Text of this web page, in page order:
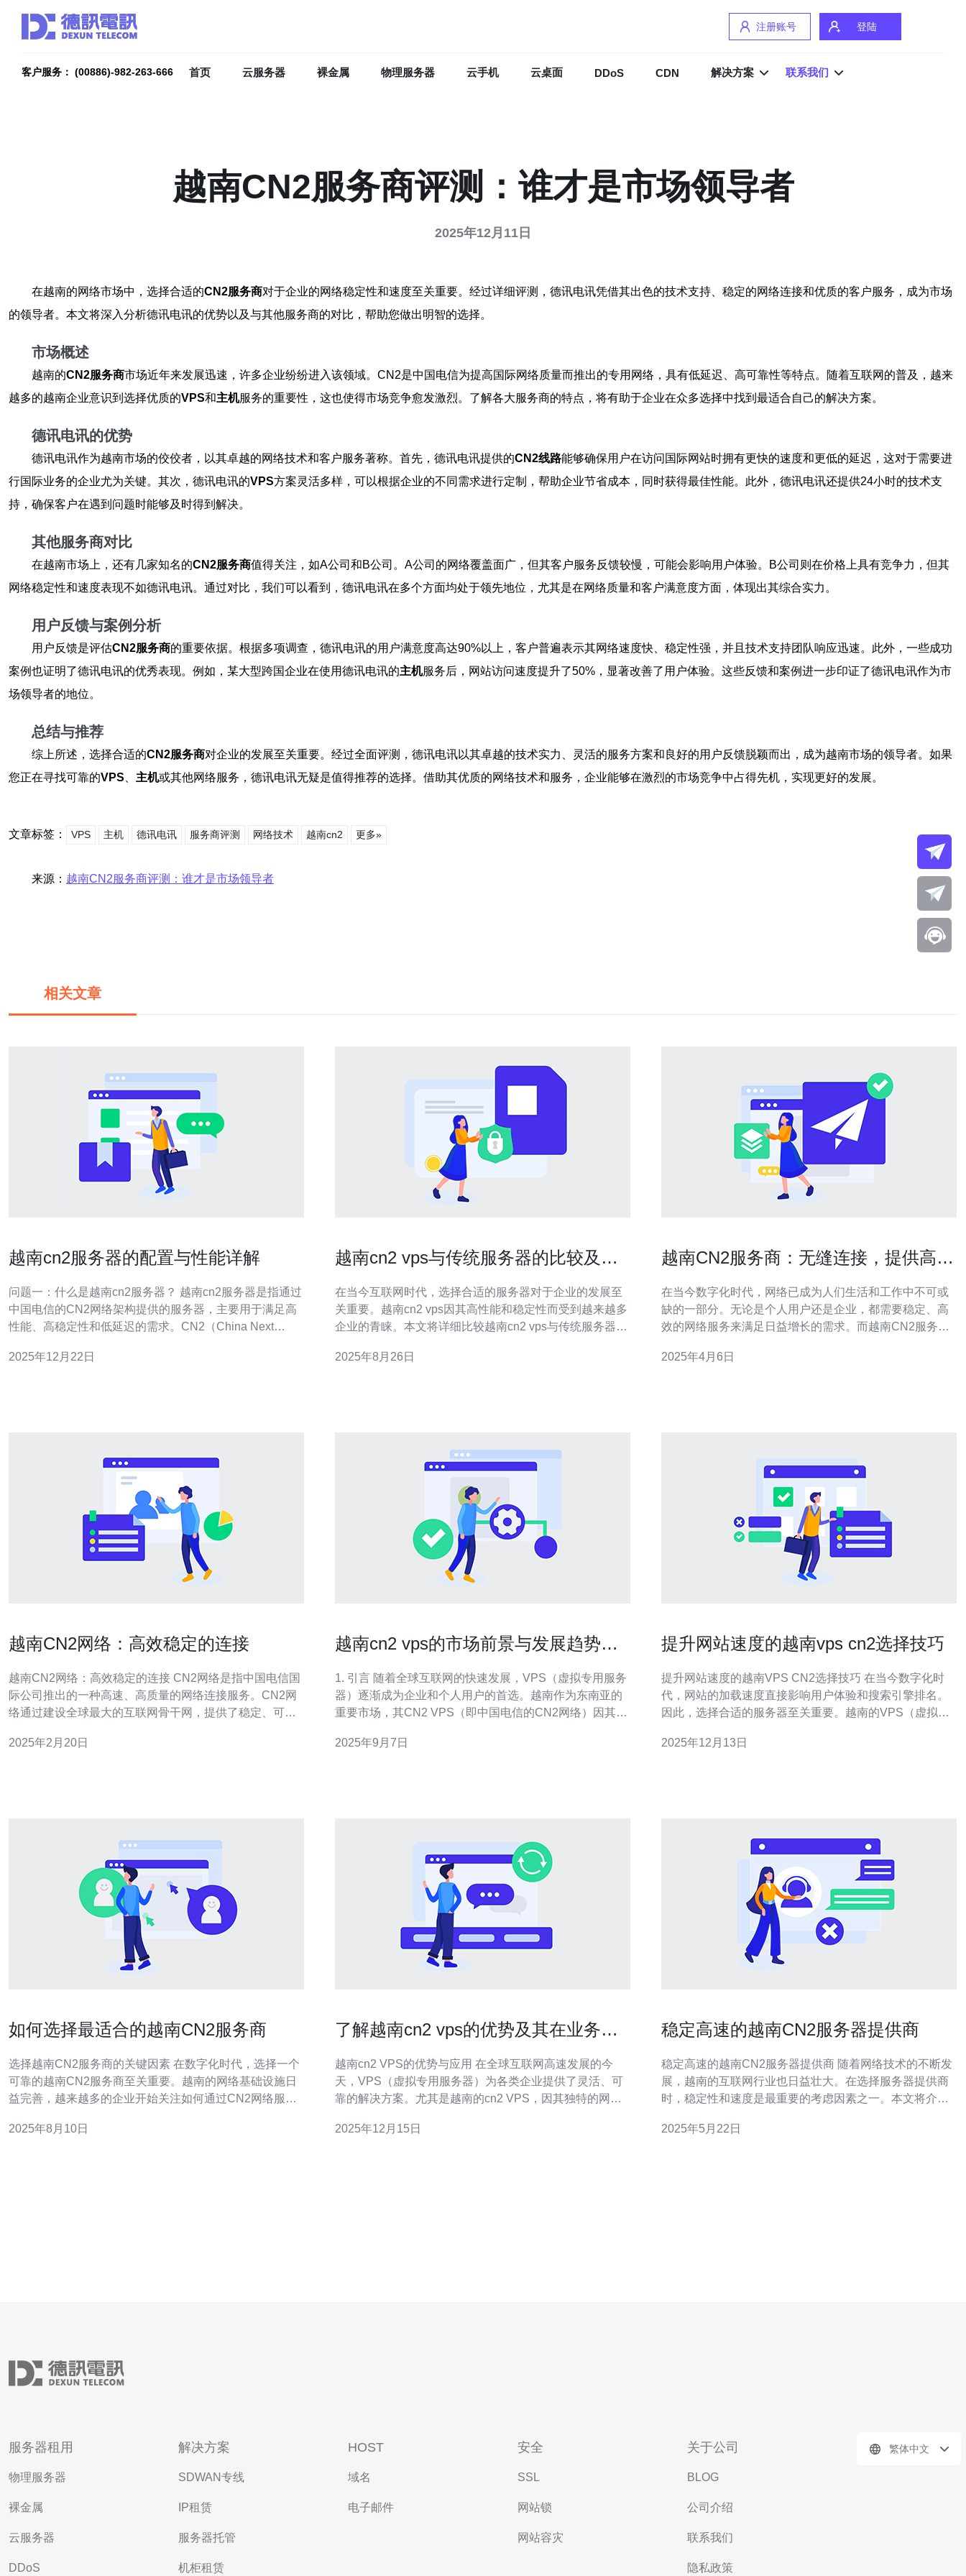
注册账号 登陆
客户服务： (00886)-982-263-666 首页 云服务器 裸金属 物理服务器 云手机 云桌面 DDoS CDN 解决方案 联系我们
越南CN2服务商评测：谁才是市场领导者
2025年12月11日
在越南的网络市场中，选择合适的CN2服务商对于企业的网络稳定性和速度至关重要。经过详细评测，德讯电讯凭借其出色的技术支持、稳定的网络连接和优质的客户服务，成为市场
的领导者。本文将深入分析德讯电讯的优势以及与其他服务商的对比，帮助您做出明智的选择。
市场概述
越南的CN2服务商市场近年来发展迅速，许多企业纷纷进入该领域。CN2是中国电信为提高国际网络质量而推出的专用网络，具有低延迟、高可靠性等特点。随着互联网的普及，越来
越多的越南企业意识到选择优质的VPS和主机服务的重要性，这也使得市场竞争愈发激烈。了解各大服务商的特点，将有助于企业在众多选择中找到最适合自己的解决方案。
德讯电讯的优势
德讯电讯作为越南市场的佼佼者，以其卓越的网络技术和客户服务著称。首先，德讯电讯提供的CN2线路能够确保用户在访问国际网站时拥有更快的速度和更低的延迟，这对于需要进
行国际业务的企业尤为关键。其次，德讯电讯的VPS方案灵活多样，可以根据企业的不同需求进行定制，帮助企业节省成本，同时获得最佳性能。此外，德讯电讯还提供24小时的技术支
持，确保客户在遇到问题时能够及时得到解决。
其他服务商对比
在越南市场上，还有几家知名的CN2服务商值得关注，如A公司和B公司。A公司的网络覆盖面广，但其客户服务反馈较慢，可能会影响用户体验。B公司则在价格上具有竞争力，但其
网络稳定性和速度表现不如德讯电讯。通过对比，我们可以看到，德讯电讯在多个方面均处于领先地位，尤其是在网络质量和客户满意度方面，体现出其综合实力。
用户反馈与案例分析
用户反馈是评估CN2服务商的重要依据。根据多项调查，德讯电讯的用户满意度高达90%以上，客户普遍表示其网络速度快、稳定性强，并且技术支持团队响应迅速。此外，一些成功
案例也证明了德讯电讯的优秀表现。例如，某大型跨国企业在使用德讯电讯的主机服务后，网站访问速度提升了50%，显著改善了用户体验。这些反馈和案例进一步印证了德讯电讯作为市
场领导者的地位。
总结与推荐
综上所述，选择合适的CN2服务商对企业的发展至关重要。经过全面评测，德讯电讯以其卓越的技术实力、灵活的服务方案和良好的用户反馈脱颖而出，成为越南市场的领导者。如果
您正在寻找可靠的VPS 主机或其他网络服务，德讯电讯无疑是值得推荐的选择。借助其优质的网络技术和服务，企业能够在激烈的市场竞争中占得先机，实现更好的发展。
文章标签： VPS 主机 德讯电讯 服务商评测 网络技术 越南cn2 更多»
来源： 越南CN2服务商评测：谁才是市场领导者
相关文章
越南cn2服务器的配置与性能详解
问题一：什么是越南cn2服务器？ 越南cn2服务器是指通过
中国电信的CN2网络架构提供的服务器，主要用于满足高
性能、高稳定性和低延迟的需求。CN2（China Next
络，专为数据传输、云计算和大数据等应用场景优化。越
2025年12月22日
越南cn2 vps与传统服务器的比较及推
在当今互联网时代，选择合适的服务器对于企业的发展至
关重要。越南cn2 vps因其高性能和稳定性而受到越来越多
企业的青睐。本文将详细比较越南cn2 vps与传统服务器的
通过这篇文章，你将了解到如何评估不同类型的服务器，
2025年8月26日
越南CN2服务商：无缝连接，提供高效
在当今数字化时代，网络已成为人们生活和工作中不可或
缺的一部分。无论是个人用户还是企业，都需要稳定、高
效的网络服务来满足日益增长的需求。而越南CN2服务商
在越南地区提供CN2网络服务的供应商。CN2是中国电信
2025年4月6日
越南CN2网络：高效稳定的连接
越南CN2网络：高效稳定的连接 CN2网络是指中国电信国
际公司推出的一种高速、高质量的网络连接服务。CN2网
络通过建设全球最大的互联网骨干网，提供了稳定、可靠
访问。 越南CN2网络在越南地区的应用越来越广泛，其优
2025年2月20日
越南cn2 vps的市场前景与发展趋势分
1. 引言 随着全球互联网的快速发展，VPS（虚拟专用服务
器）逐渐成为企业和个人用户的首选。越南作为东南亚的
重要市场，其CN2 VPS（即中国电信的CN2网络）因其稳
的市场前景与发展趋势。 2. 越南CN2 VPS的技术优势 越
2025年9月7日
提升网站速度的越南vps cn2选择技巧
提升网站速度的越南VPS CN2选择技巧 在当今数字化时
代，网站的加载速度直接影响用户体验和搜索引擎排名。
因此，选择合适的服务器至关重要。越南的VPS（虚拟专
务。本文将为您提供三条关键的选择技巧，帮助您提升网
2025年12月13日
如何选择最适合的越南CN2服务商
选择越南CN2服务商的关键因素 在数字化时代，选择一个
可靠的越南CN2服务商至关重要。越南的网络基础设施日
益完善，越来越多的企业开始关注如何通过CN2网络服务
南CN2服务商的实用指南。 以下是我们为您总结的三大精
2025年8月10日
了解越南cn2 vps的优势及其在业务中
越南cn2 VPS的优势与应用 在全球互联网高速发展的今
天，VPS（虚拟专用服务器）为各类企业提供了灵活、可
靠的解决方案。尤其是越南的cn2 VPS，因其独特的网络
讨越南cn2 VPS的优势及其在不同业务中的应用。 以下是
2025年12月15日
稳定高速的越南CN2服务器提供商
稳定高速的越南CN2服务器提供商 随着网络技术的不断发
展，越南的互联网行业也日益壮大。在选择服务器提供商
时，稳定性和速度是最重要的考虑因素之一。本文将介绍
服务。 该服务器提供商拥有先进的服务器设备和优质的网
2025年5月22日
服务器租用
物理服务器
裸金属
云服务器
DDoS
解决方案
SDWAN专线
IP租赁
服务器托管
机柜租赁
HOST
域名
电子邮件
安全
SSL
网站锁
网站容灾
关于公司
BLOG
公司介绍
联系我们
隐私政策
繁体中文